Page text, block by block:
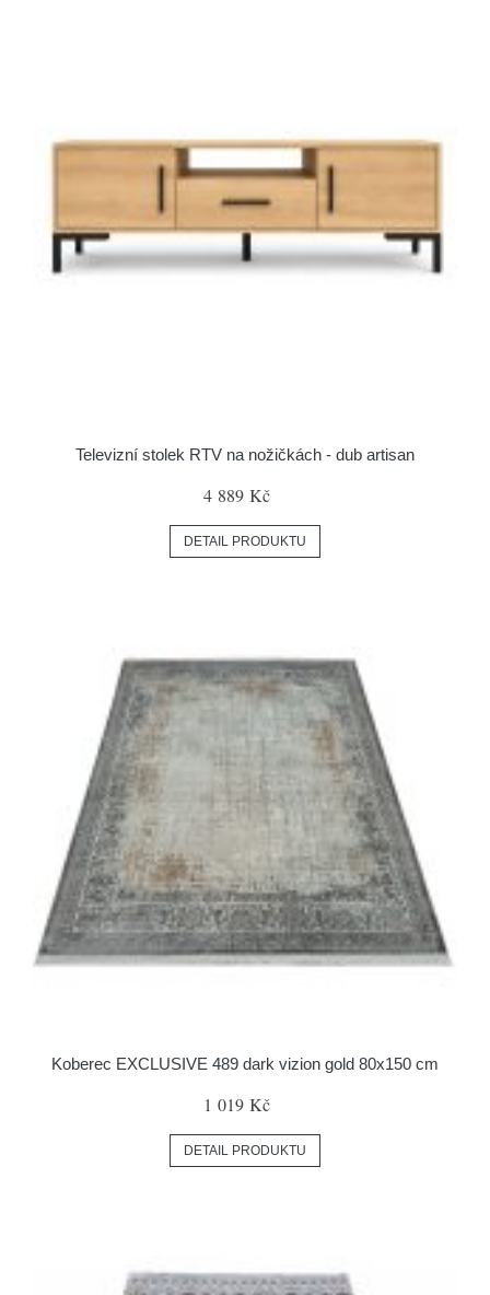
Televizní stolek RTV na nožičkách - dub artisan
4 889 Kč
DETAIL PRODUKTU
Koberec EXCLUSIVE 489 dark vizion gold 80x150 cm
1 019 Kč
DETAIL PRODUKTU